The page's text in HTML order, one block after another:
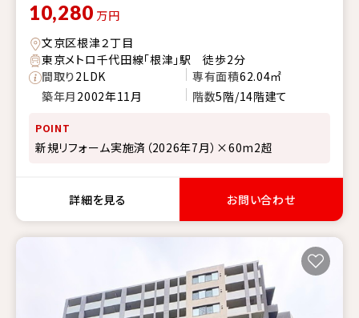
10,280 万円
文京区根津２丁目
東京メトロ千代田線「根津」駅 徒歩2分
間取り2LDK 専有面積62.04㎡
築年月 2002年11月 階数5階/14階建て
POINT
新規リフォーム実施済（2026年7月）×60m2超
詳細を見る お問い合わせ